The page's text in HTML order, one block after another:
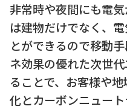
非常時や夜間にも電
は建物だけでなく、
とができるので移動
ネ効果の優れた次世
ることで、お客様や
化とカーボンニュート